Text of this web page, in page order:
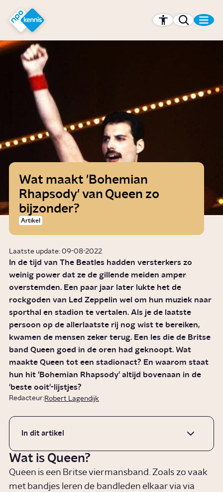
Hét kennisplatform van de NPO
Wat maakt 'Bohemian
Rhapsody' van Queen zo
bijzonder?
Artikel
Laatste update: 09-08-2022
In de tijd van The Beatles hadden versterkers zo
weinig power dat ze de gillende meiden amper
overstemden. Een paar jaar later lukte het de
rockgoden van Led Zeppelin wel om hun muziek naar
sporthal en stadion te vertalen. Als je de laatste
persoon op de allerlaatste rij nog wist te bereiken,
kwamen de mensen zeker terug. Een les die de Britse
band Queen goed in de oren had geknoopt. Wat
maakte Queen tot een stadionact? En waarom staat
hun hit 'Bohemian Rhapsody' altijd bovenaan in de
'beste ooit'-lijstjes?
Redacteur:Robert Lagendijk
In dit artikel
Wat is Queen?
Queen is een Britse viermansband. Zoals zo vaak
met bandjes leren de bandleden elkaar via via